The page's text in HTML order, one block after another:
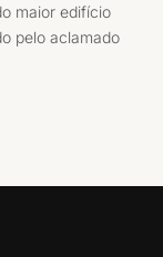
maior edifício
pelo aclamado